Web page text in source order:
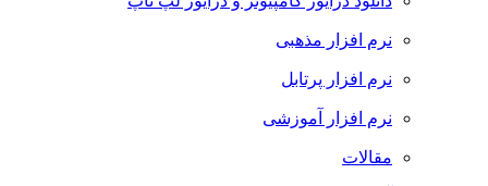
نرم افزار مذهبی
نرم افزار پرتابل
نرم افزار آموزشی
مقالات